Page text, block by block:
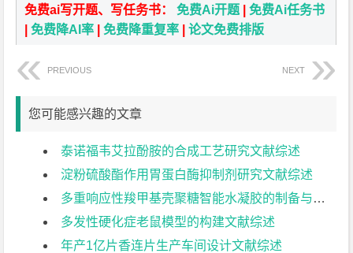
免费ai写开题、写任务书：免费Ai开题 |免费Ai任务书
|免费降AI率 |免费降重复率 |论文免费排版
PREVIOUS NEXT
您可能感兴趣的文章
泰诺福韦艾拉酚胺的合成工艺研究文献综述
淀粉硫酸酯作用胃蛋白酶抑制剂研究文献综述
多重响应性羧甲基壳聚糖智能水凝胶的制备与其响应性研究文献综述
多发性硬化症老鼠模型的构建文献综述
年产1亿片香连片生产车间设计文献综述